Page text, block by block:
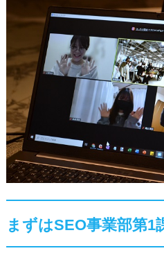
まずはSEO事業部第1